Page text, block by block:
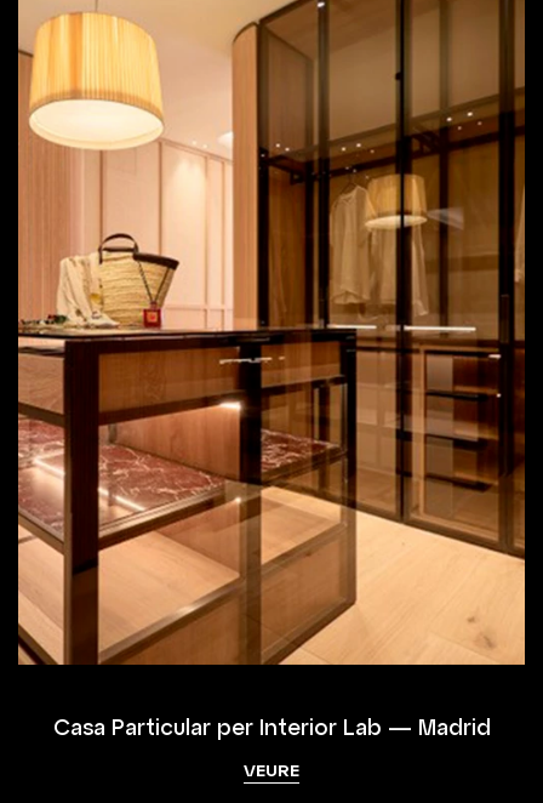
Casa Particular per Interior Lab — Madrid
VEURE